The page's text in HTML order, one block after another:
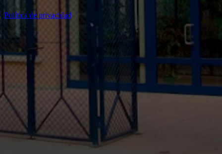
Política de privacidad